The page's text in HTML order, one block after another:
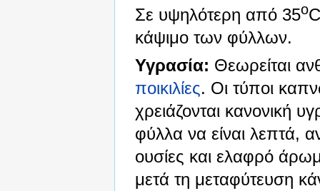
Σε υψηλότερη από 35o
κάψιμο των φύλλων.
Υγρασία: Θεωρείται
ποικιλίες. Οι τύποι
χρειάζονται κανονική
φύλλα να είναι λεπτά,
ουσίες και ελαφρό
μετά τη μεταφύτευση